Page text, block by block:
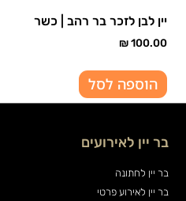
יין לבן לזכר בר רהב | כשר
₪100.00
הוספה לסל
בר יין לאירועים
בר יין לחתונה
בר יין לאירוע פרטי